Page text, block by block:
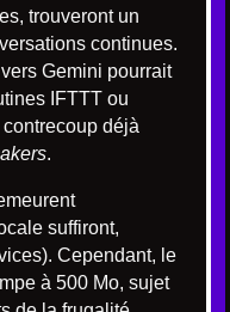
trouveront un
continues.
Gemini pourrait
IFTTT ou
déjà
.
suffiront,
Cependant, le
à 500 Mo, sujet